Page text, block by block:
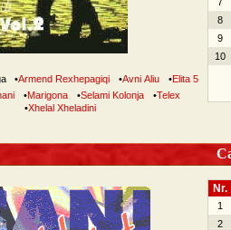
•Armend Rexhepagiqi •Avni Aliu •Elita 5
•Marigona •Selami Kolonja •Telex
•Xhelal Xheladini
8
9
10
Nr.
1
2